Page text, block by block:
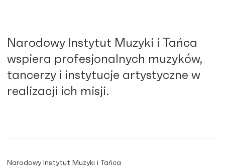
Narodowy Instytut Muzyki i Tańca
wspiera profesjonalnych muzyków,
tancerzy i instytucje artystyczne w
realizacji ich misji.
Narodowy Instytut Muzyki i Tańca